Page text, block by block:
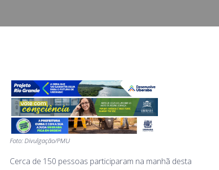
Foto: Divulgação/PMU
Cerca de 150 pessoas participaram na manhã desta